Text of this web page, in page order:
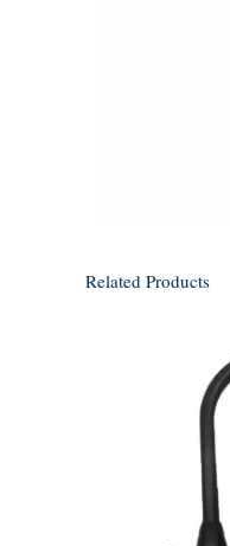
Related Products